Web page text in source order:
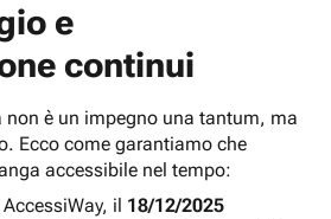
e
continui
non è un impegno una tantum, ma
Ecco come garantiamo che
accessibile nel tempo:
il 18/12/2025